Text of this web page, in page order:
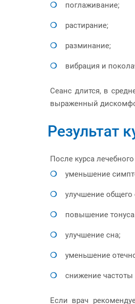
поглаживание;
растирание;
разминание;
вибрация и
Сеанс длится, в
выраженный
Результат
После курса
уменьшение
улучшение общего
повышение
улучшение сна;
уменьшение
снижение частоты
Если врач